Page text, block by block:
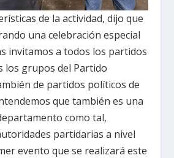
de la actividad, dijo que
una celebración especial
invitamos a todos los partidos
los grupos del Partido
de partidos políticos de
que también es una
como tal,
partidarias a nivel
evento que se realizará este